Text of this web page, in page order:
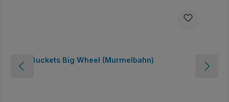
Buckets Big Wheel (Murmelbahn)